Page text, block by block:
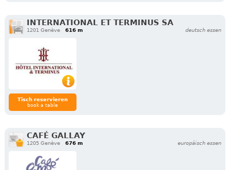
INTERNATIONAL ET TERMINUS SA
1201 Genève 616 m deutsch essen
Tisch reservieren
book a table
CAFÉ GALLAY
1205 Genève 676 m europäisch essen